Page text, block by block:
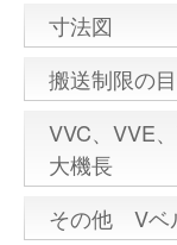
寸法図
搬送制限の
VVC、VVE
大機長
その他 Vベ